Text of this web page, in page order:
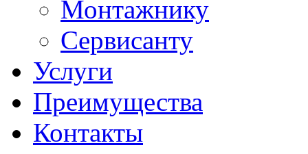
Монтажнику
Сервисанту
Услуги
Преимущества
Контакты